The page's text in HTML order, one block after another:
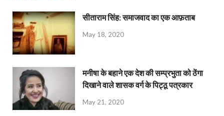
सीताराम सिंह: समाजवाद का एक आफ़ताब
May 18, 2020
मनीषा के बहाने एक देश की सम्प्रभुता को ठेंगा
दिखाने वाले शासक वर्ग के पिट्ठू पत्रकार
May 21, 2020